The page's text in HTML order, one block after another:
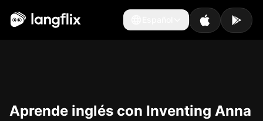
Español
Aprende inglés con Inventing Anna